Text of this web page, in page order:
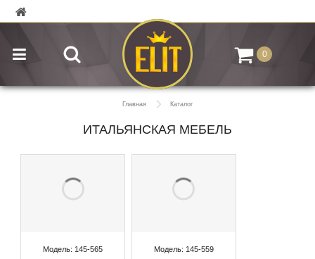
0
Главная Каталог
ИТАЛЬЯНСКАЯ МЕБЕЛЬ
Модель: 145-565 Модель: 145-559